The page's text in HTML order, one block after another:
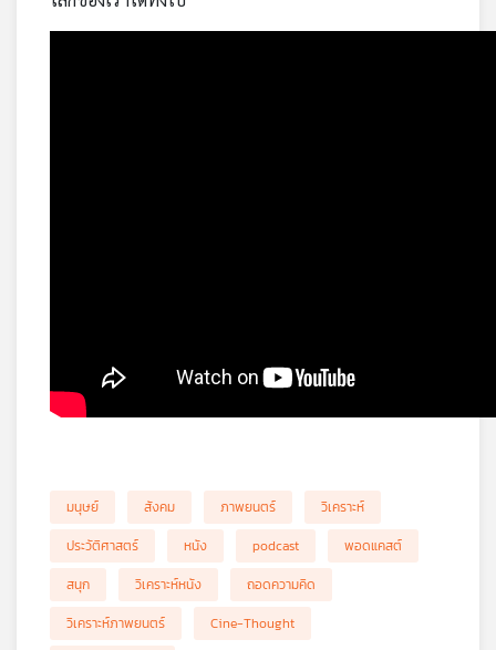
มนุษย์ สังคม ภาพยนตร์
วิเคราะห์
ประวัติศาสตร์
หนัง podcast
พอดแคสต์
สนุก
วิเคราะห์หนัง
ถอดความคิด
วิเคราะห์ภาพยนตร์
Cine-Thought